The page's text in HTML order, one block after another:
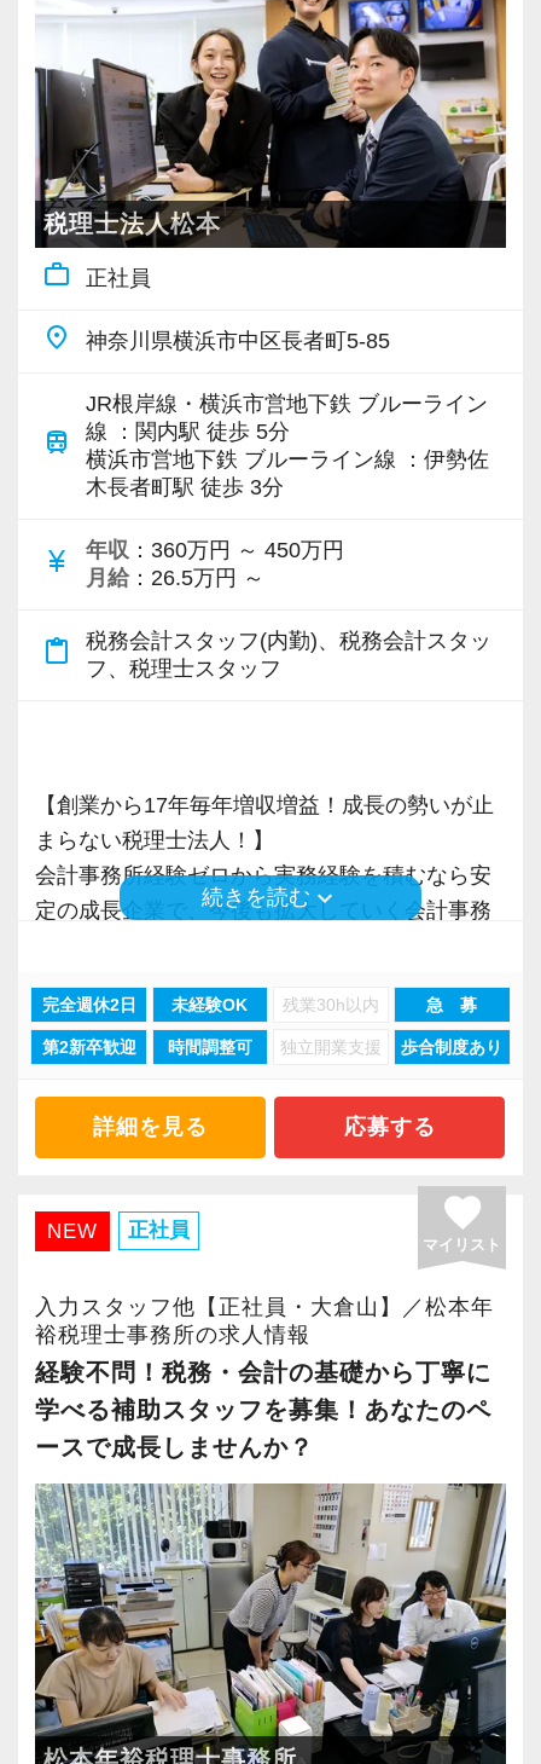
社内のロープレでお客様対応の練習ができるの
で、より堅実にステップアップすることができ
ます。
まずは簡単な入力業務から少しずつ仕事に慣れ
てもらい、できることを増やしながら徐々に担
当をお任せしていきます。
私たちが未経験者に求めるのは、謙虚さと素直
常に学ぶ姿勢を忘れず、謙虚に仕事に取り組ん
わからないことがあれば、誰でも最初は初心者
なので、遠慮なく何でも聞いてください。
・新しいことでも吸収して取り組んでいただけ
・積極性と向上心を持ち合わせている人
・わからないことはわからないと素直に言える
【ITシステム完備で効率よく業務をこなせま
す】
IT化が非常に進んでいるのも当社の特徴。
代表が作業環境にも気を配っており、デュアル
ーレス化を進めています。kintoneや
LINEWORKS、クラウドサインなどを活用して
せます。
ぜひ体験してください！
【明確なキャリアパスで成長をバックアップし
ます】
キャリアステップは等級制（1〜6等級）で、求
められる業務レベルや役割を明確にしていま
す。目標設定がしやすく、成長を実感しながら
ステップアップが可能です。
昇級は年に2回の自己申請制で何度でもチャレン
ジできます。
【定期的な班替えや席替えで、より多くのこと
を学べる体制！】
当社ではフリーアドレスと固定席を併用しなが
ら業務を行っています。
そのなかで定期的な席替えやチームの班替えを
実施。得意分野や経験の異なる様々な人と一緒
に仕事を行うことで、より柔軟かつ多彩なノウ
わず誰もが気軽にコミュニケーションを楽しめ
る雰囲気があります。
悩んでいるスタッフがいれば「何かあった
の？」と自ら声をかけて、一緒に問題解決に乗
り出します。
頑張れば頑張った分だけ評価されるため、希望
すればリーダーや管理職のようなポジションへ
税務の知識やスキルだけではない「人に信頼さ
ひ当社の横浜オフィスで一緒に働きましょう！
【ご紹介が多い安定企業でお客様から一番に信
私達は「税務のプロフェッショナルとしてお客
様に寄り添う」ことが一つの使命です。
お客様から「こうしたい」という理想をいただ
いった私たちの姿勢がお客様から評価されてい
るからだと自負しています。
今後もお客様に満足していただけるようにスキ
お客様から信頼され、心の通ったサービスを提
供する真の「税務プロフェッショナル」として
【目指すは“大家族のような会社”明るく楽しく一
「こんな明るい事務所ははじめて」と言われる
ほど、仲が良くて明るいのが当社の特徴です。
実践型インターンは成⻑性を重視していて、や
りがいを持てることとステップアップできるこ
とを第一に考えています。
将来会計事務所で活躍したい熱い想いのある
方、お待ちしています！
【実務型研修・教育制度充実！学生の間に、こ
れからの会計業界で生き残るために必要な専門
性を磨けます】
会計業界はいずれコンピューターやAIに取って
変わられる職業と言われています。
その中で生き残るためにできることはコンピュ
ーターやAIにはできないお客様とのコミュニケ
ーション力を磨くこと。
ていただき、早い段階から部下やチームのマネ
ジメント業務にも挑戦できます！これまでの経
験・知識を活かしながら、さらに上のステージ
でキャリアアップをしませんか？
【対象業種100種以上！節税・融資・税務調査に
強い税理士法人です】
創業以来17年連続増収増益、顧問先数2500以
お客様に事務所までご来社いただく来所型サー
ビスで、中小企業の経営を幅広くサポートして
います。
専門Webサイトを10サイト以上運営しており、
各オフィスに国税OB税理士が在籍しているの
税理士という仕事は不況に強い仕事で、融資対
ており、さらなるサービス品質の向上を目指し
ています。
また、職場環境の改善に積極的に取り組む企業
取得しました。
「職場環境改善宣言企業」と「経営労務診断実
施企業」の認定を受け、今後も社員が働きやす
長く安心して働ける環境を用意してお待ちして
おりますので、当社で将来の不安なく働いてみ
【横浜の事務所はこんなオフィスです】
前例のない業務でも「まずはやってみよう」と
いう姿勢で業務に取り組んでいるスタッフが多
く活躍しています。
20～30代の意欲ある若手が多く、何かと話し声
が飛び交う活気ある職場です。
例えば、
「○○さんの案件どうなってる？」
「▲▲社の税務調査について相談があって…」
「ちょっとやってみたいことが」
など、相談・雑談・声かけなど会話の種類を問
わず誰もが気軽にコミュニケーションを楽しめ
る雰囲気があります。
悩んでいるスタッフがいれば「何かあった
税理士法人松本
work_outline 正社員
place 神奈川県横浜市中区長者町5-85
train
JR根岸線・横浜市営地下鉄 ブルーライン
線 ：関内駅 徒歩 5分
横浜市営地下鉄 ブルーライン線 ：伊勢佐
木長者町駅 徒歩 3分
currency_yen 年収 ：360万円 ～ 450万円
月給 ：26.5万円 ～
content_paste
税務会計スタッフ(内勤)、税務会計スタッ
フ、税理士スタッフ
【創業から17年毎年増収増益！成長の勢いが止
まらない税理士法人！】
会計事務所経験ゼロから実務経験を積むなら安
定の成長企業で、今後も拡大していく会計事務
現在当社では「渋谷」「新宿」「錦糸町」
「柏」「横浜」「大阪」の６拠点を展開してい
2021年6月に「渋谷オフィス」を新設し、その
後「新宿オフィス」「大阪オフィス」「錦糸町
さらに2022年12月には「柏オフィス」を開設
し、2025年には大阪オフィスを増床するなど、
事業拡大を続けています。
安定性抜群の環境で自己成長を実現できます。
社員の持つ「やる・やりたい」という気持ちを
大事にしているため、資格を持っていなくて
す！
充実した実務重視のOJTで、安心して職務経験
と知識をゼロから身に付けられます！
税務・会計の経験と知識を磨きながらステップ
アップを目指しませんか？
【対象業種100種以上！節税・融資・税務調査に
続きを読む keyboard_arrow_down
完全週休2日 未経験OK 残業30h以内 急 募
第2新卒歓迎 時間調整可 独立開業支援 歩合制度あり
詳細を見る 応募する
NEW 正社員 favorite
マイリスト
入力スタッフ他【正社員・大倉山】／松本年
裕税理士事務所の求人情報
経験不問！税務・会計の基礎から丁寧に
学べる補助スタッフを募集！あなたのペ
ースで成長しませんか？